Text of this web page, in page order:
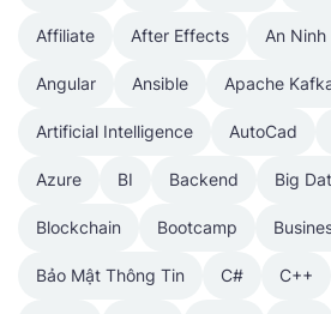
Affiliate After Effects An Ninh
Angular Ansible Apache
Artificial Intelligence AutoCad
Azure BI Backend Big
Blockchain Bootcamp
Bảo Mật Thông Tin C# C++